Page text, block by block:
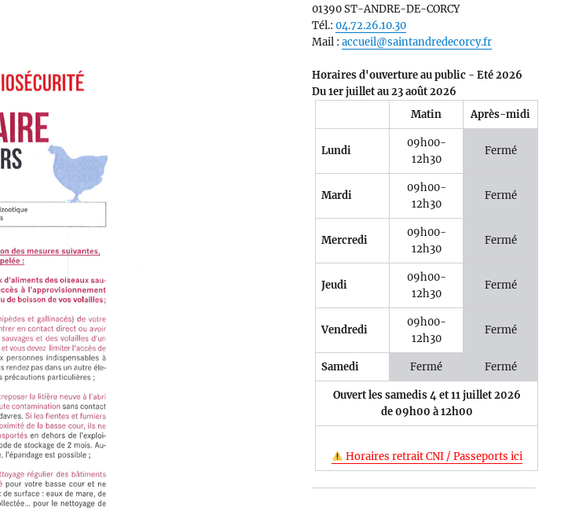
01390 ST-ANDRE-DE-CORCY
Tél.:04.72.26.10.30
Mail :accueil@saintandredecorcy.fr
Horaires d'ouverture au public - Eté 2026
Du 1er juillet au 23 août 2026
Matin
Après-midi
Lundi
09h00-
12h30
Fermé
Mardi
09h00-
12h30
Fermé
Mercredi
09h00-
12h30
Fermé
Jeudi
09h00-
12h30
Fermé
Vendredi
09h00-
12h30
Fermé
Samedi Fermé Fermé
Ouvert les samedis 4 et 11 juillet 2026
de 09h00 à 12h00
Horaires retrait CNI / Passeports ici